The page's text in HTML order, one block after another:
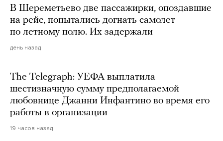
В Шереметьево две пассажирки, опоздавшие
на рейс, попытались догнать самолет
по летному полю. Их задержали
день назад
The Telegraph: УЕФА выплатила
шестизначную сумму предполагаемой
любовнице Джанни Инфантино во время его
работы в организации
19 часов назад